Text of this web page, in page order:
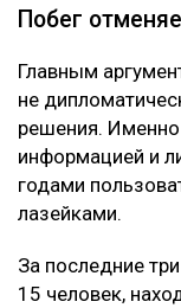
Побег
Главным
не
решения.
информацией и
годами
лазейками.
За последние
15 человек,